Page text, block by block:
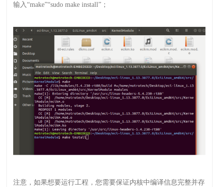
输入“make”“sudo make install”；
注意，如果想要运行工程，您需要保证内核中编译信息完整并存